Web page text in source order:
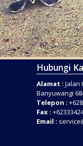
Hubungi
Alamat : Jalan
Banyuwangi
Telepon :
Fax :
Email :